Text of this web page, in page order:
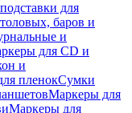
для
баров и
и
для CD и
и
пленокСумки
Маркеры для
Маркеры для